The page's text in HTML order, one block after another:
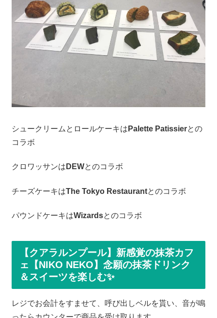
シュークリームとロールケーキは Palette Patissierとの
コラボ
クロワッサンは DEWとのコラボ
チーズケーキはThe Tokyo Restaurantとのコラボ
パウンドケーキはWizardsとのコラボ
【クアラルンプール】新感覚の抹茶カフ
ェ【NIKO NEKO】念願の抹茶ドリンク
＆スイーツを楽しむ✨
レジでお会計をすませて、呼び出しベルを貰い、音が鳴